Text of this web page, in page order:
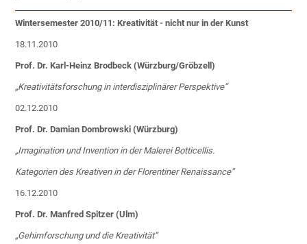
Wintersemester 2010/11: Kreativität - nicht nur in der Kunst
18.11.2010
Prof. Dr. Karl-Heinz Brodbeck (Würzburg/Gröbzell)
„Kreativitätsforschung in interdisziplinärer Perspektive”
02.12.2010
Prof. Dr. Damian Dombrowski (Würzburg)
„Imagination und Invention in der Malerei Botticellis.
Kategorien des Kreativen in der Florentiner Renaissance”
16.12.2010
Prof. Dr. Manfred Spitzer (Ulm)
„Gehirnforschung und die Kreativität”